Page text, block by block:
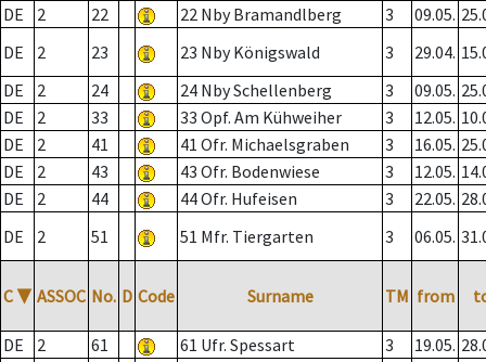
DE
2 22 22 Nby Bramandlberg 3 09.05.
DE
2 23 23 Nby Königswald 3 29.04.
DE
2 24 24 Nby Schellenberg 3 09.05.
DE
2 33 33 Opf. Am Kühweiher 3 12.05.
DE
2 41 41 Ofr. Michaelsgraben 3 16.05.
DE
2 43 43 Ofr. Bodenwiese 3 12.05.
DE
2 44 44 Ofr. Hufeisen 3 22.05.
DE
2 51 51 Mfr. Tiergarten 3 06.05.
C ▼ ASSOC No. D Code Surname TM from
DE 2 61 61 Ufr. Spessart 3 19.05.